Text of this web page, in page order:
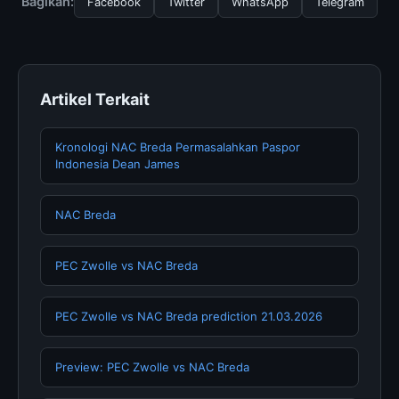
memperbarui konten dengan informasi terkini dan
Artikel Terkait
Kronologi NAC Breda Permasalahkan Paspor
Indonesia Dean James
NAC Breda
PEC Zwolle vs NAC Breda
PEC Zwolle vs NAC Breda prediction 21.03.2026
Preview: PEC Zwolle vs NAC Breda